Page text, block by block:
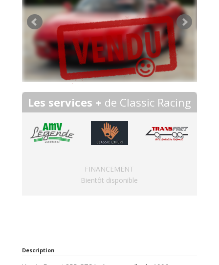
Les services + de Classic Racing
FINANCEMENT
Bientôt disponible
Description